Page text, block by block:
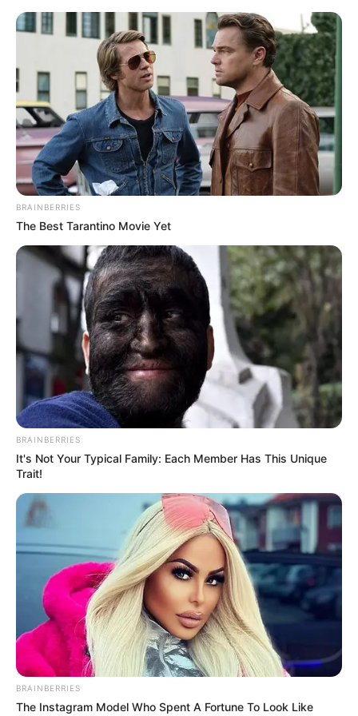
Home > Incentivo Adicional > Notícia > Paraíba > Prefeitura
BRAINBERRIES
The Best Tarantino Movie Yet
BRAINBERRIES
It's Not Your Typical Family: Each Member Has This Unique
Trait!
BRAINBERRIES
The Instagram Model Who Spent A Fortune To Look Like